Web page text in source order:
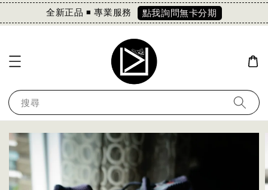
全新正品 ◾️ 專業服務 點我詢問無卡分期
搜尋